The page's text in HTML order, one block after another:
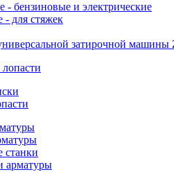
- бензиновые и электрические
- для стяжек
затирочной машины
станки
арматуры